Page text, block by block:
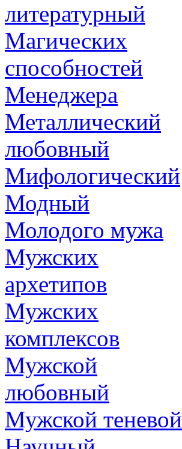
литературный
Магических
способностей
Менеджера
Металлический
любовный
Мифологический
Модный
Молодого мужа
Мужских
архетипов
Мужских
комплексов
Мужской
любовный
Мужской теневой